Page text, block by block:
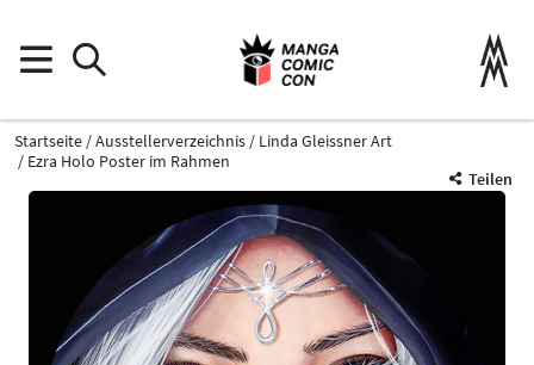
Startseite Ausstellerverzeichnis
Linda Gleissner Art
Ezra Holo Poster im Rahmen
Teilen